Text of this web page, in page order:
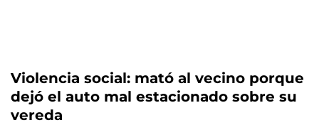
Violencia social: mató al vecino porque
dejó el auto mal estacionado sobre su
vereda